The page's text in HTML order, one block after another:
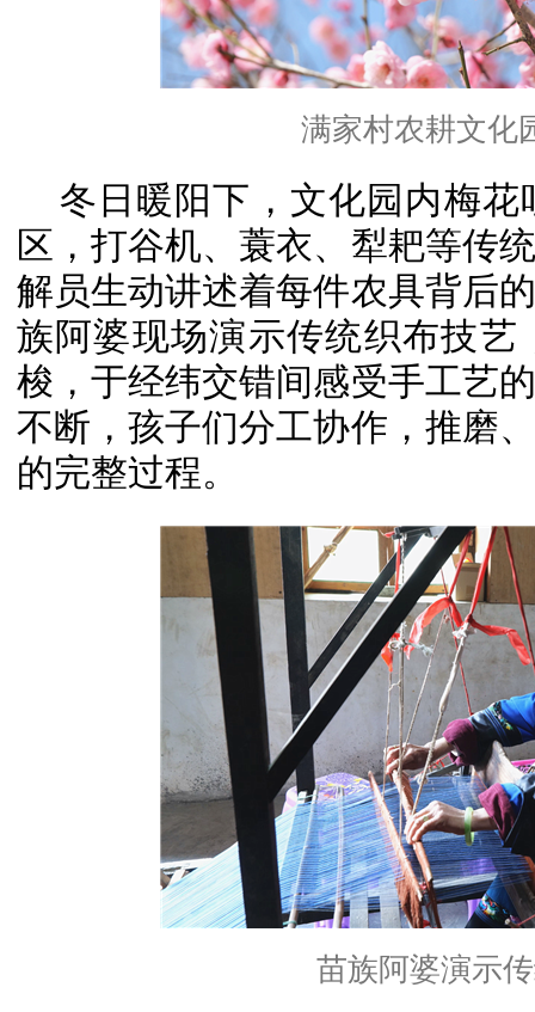
满家村农耕文化
冬日暖阳下，文化园内梅
区，打谷机、蓑衣、犁耙等传
解员生动讲述着每件农具背后
族阿婆现场演示传统织布技
梭，于经纬交错间感受手工艺
不断，孩子们分工协作，推磨
的完整过程。
苗族阿婆演示